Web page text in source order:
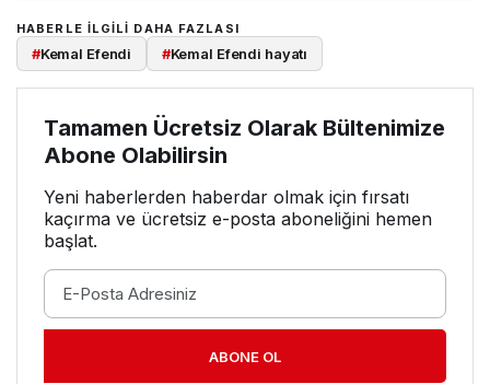
HABERLE ILGILI DAHA FAZLASI
#Kemal Efendi #Kemal Efendi hayatı
Tamamen Ücretsiz Olarak Bültenimize
Abone Olabilirsin
Yeni haberlerden haberdar olmak için fırsatı
kaçırma ve ücretsiz e-posta aboneliğini hemen
başlat.
ABONE OL